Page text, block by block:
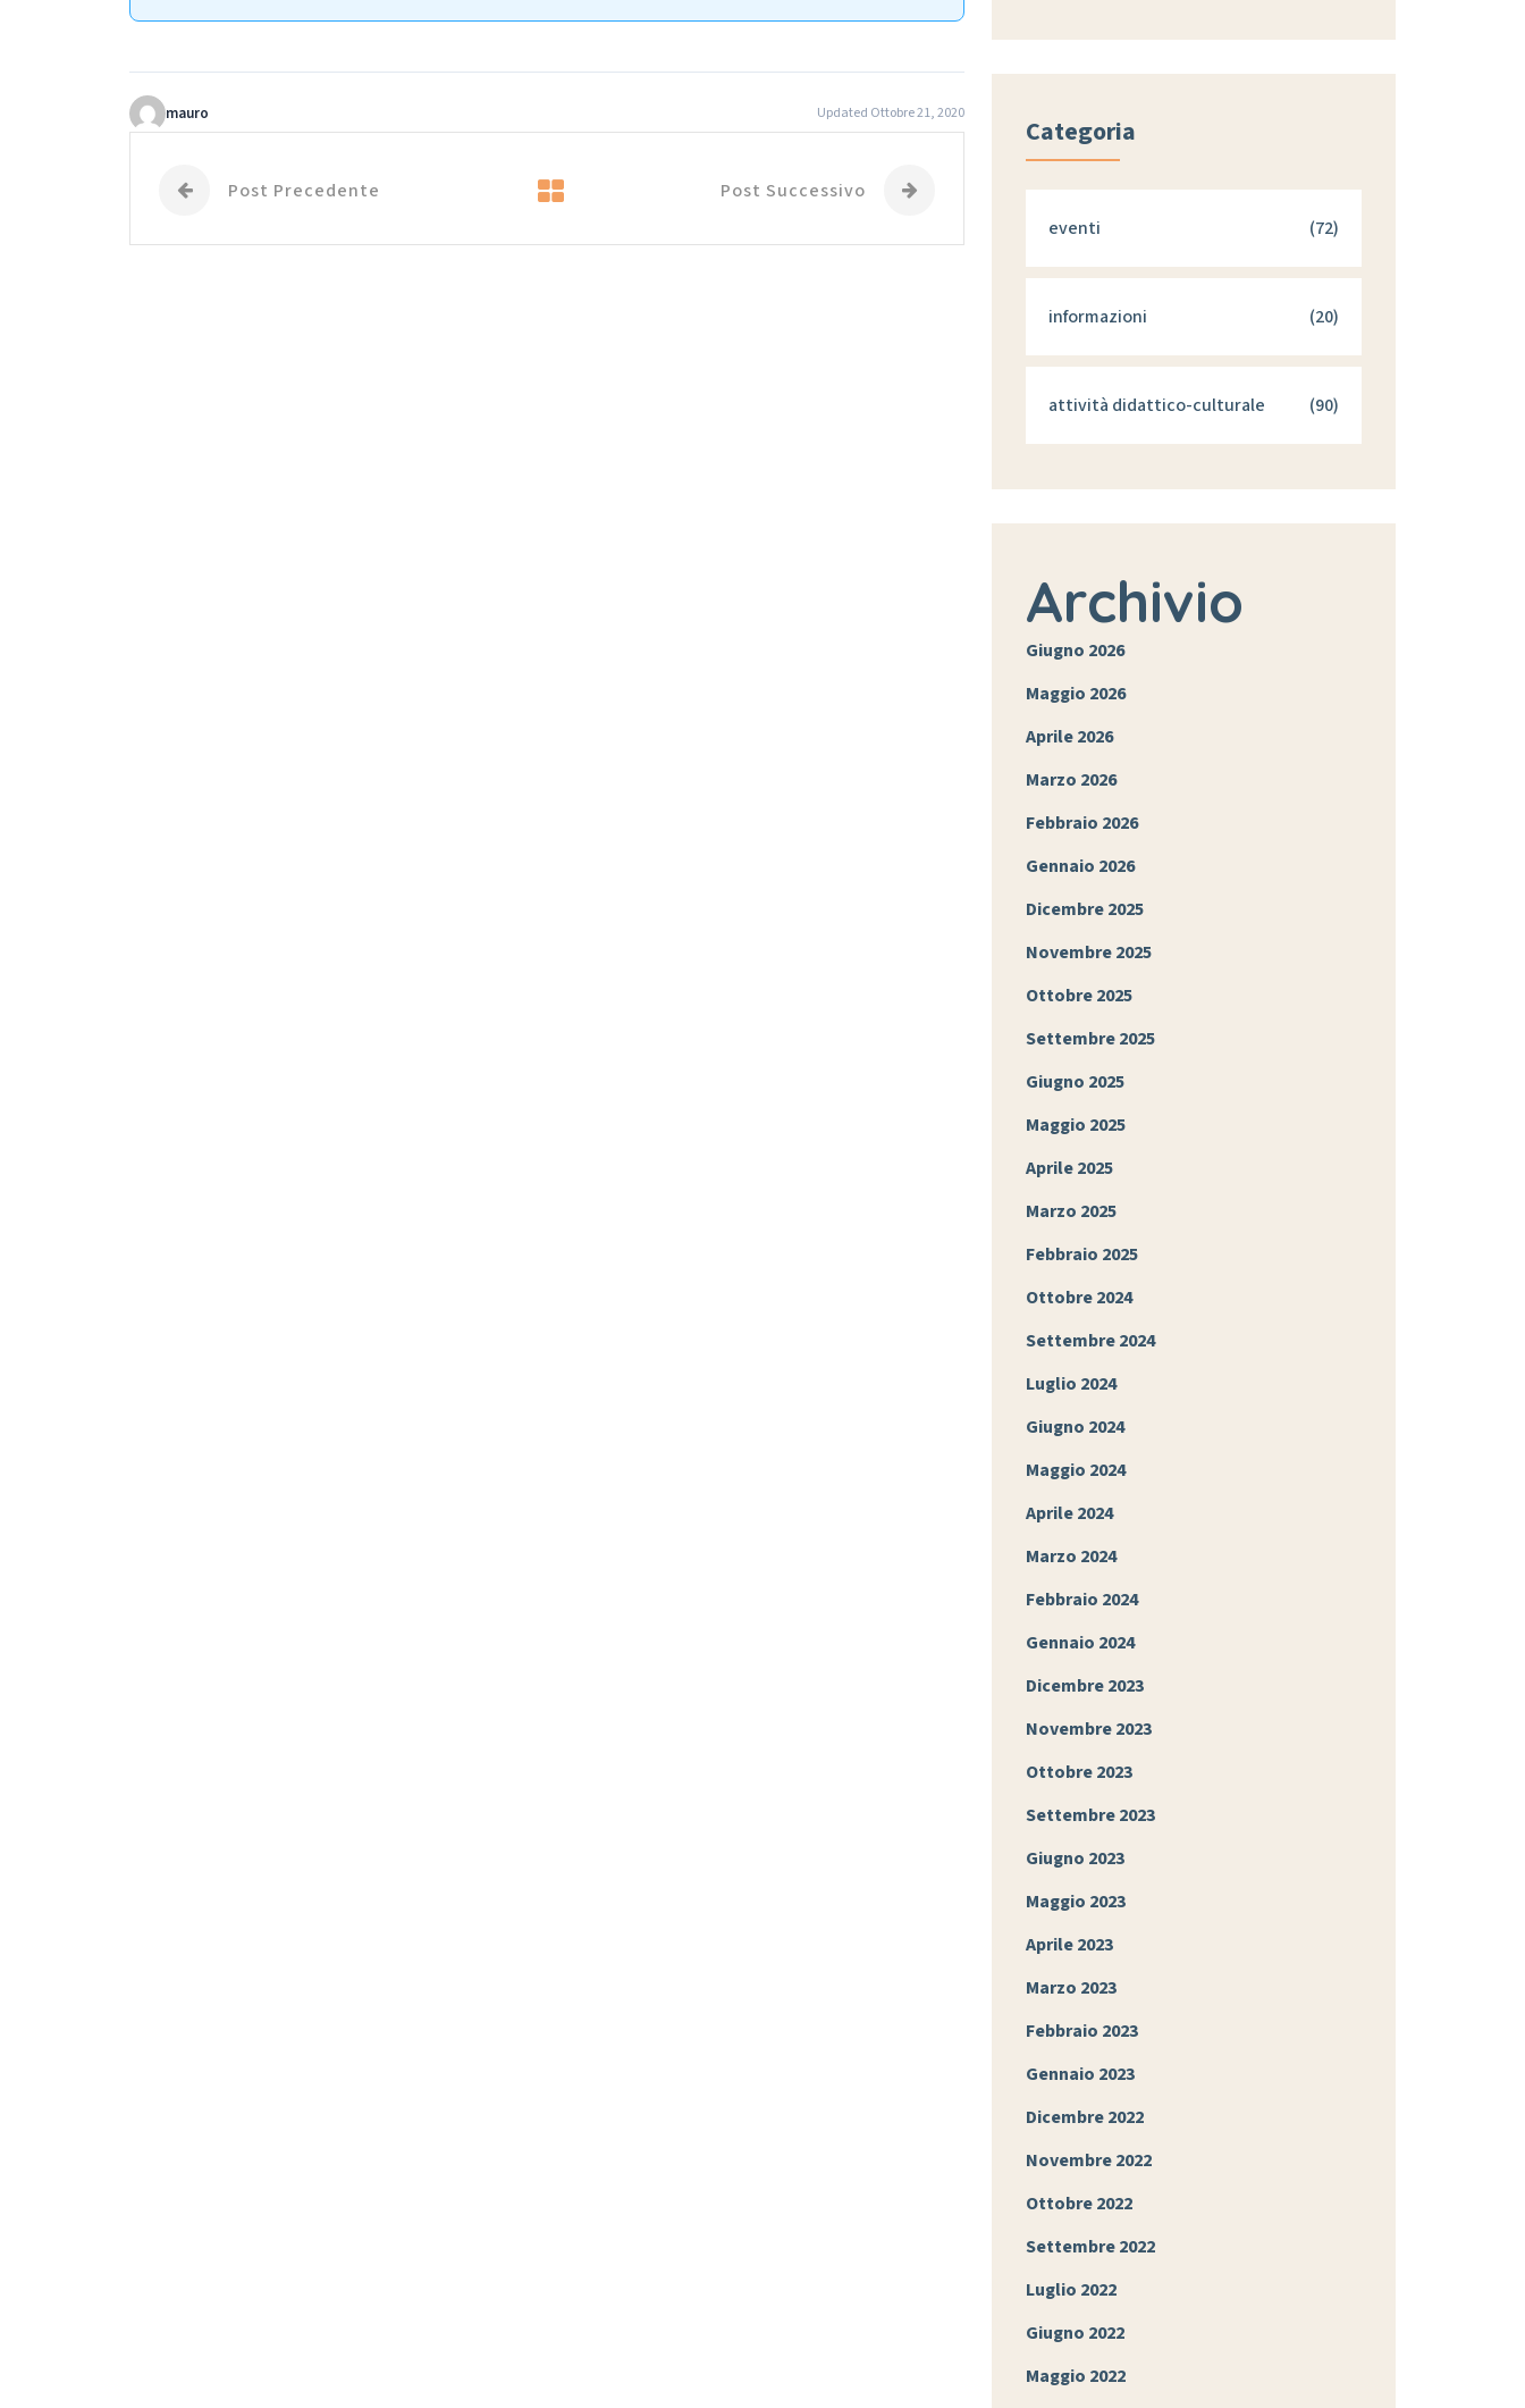
mauro Updated Ottobre 21, 2020
Post Precedente Post Successivo
Categoria
eventi (72)
informazioni (20)
attività didattico-culturale (90)
Archivio
Giugno 2026
Maggio 2026
Aprile 2026
Marzo 2026
Febbraio 2026
Gennaio 2026
Dicembre 2025
Novembre 2025
Ottobre 2025
Settembre 2025
Giugno 2025
Maggio 2025
Aprile 2025
Marzo 2025
Febbraio 2025
Ottobre 2024
Settembre 2024
Luglio 2024
Giugno 2024
Maggio 2024
Aprile 2024
Marzo 2024
Febbraio 2024
Gennaio 2024
Dicembre 2023
Novembre 2023
Ottobre 2023
Settembre 2023
Giugno 2023
Maggio 2023
Aprile 2023
Marzo 2023
Febbraio 2023
Gennaio 2023
Dicembre 2022
Novembre 2022
Ottobre 2022
Settembre 2022
Luglio 2022
Giugno 2022
Maggio 2022